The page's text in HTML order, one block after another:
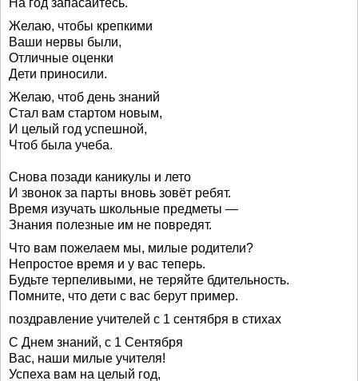
На год запасайтесь.
Желаю, чтобы крепкими
Ваши нервы были,
Отличные оценки
Дети приносили.
Желаю, чтоб день знаний
Стал вам стартом новым,
И целый год успешной,
Чтоб была учеба.
Снова позади каникулы и лето
И звонок за парты вновь зовёт ребят.
Время изучать школьные предметы —
Знания полезные им не повредят.
Что вам пожелаем мы, милые родители?
Непростое время и у вас теперь.
Будьте терпеливыми, не теряйте бдительность.
Помните, что дети с вас берут пример.
поздравление учителей с 1 сентября в стихах
С Днем знаний, с 1 Сентября
Вас, наши милые учителя!
Успеха вам на целый год,